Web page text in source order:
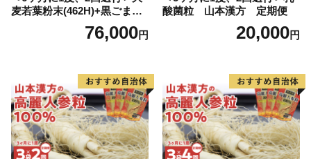
麦若葉粉末(462H)+黒ごま黒
豆きな粉+ 糖流茶 山本漢
76,000円
酸菌粒 山本漢方 定期便
20,000円